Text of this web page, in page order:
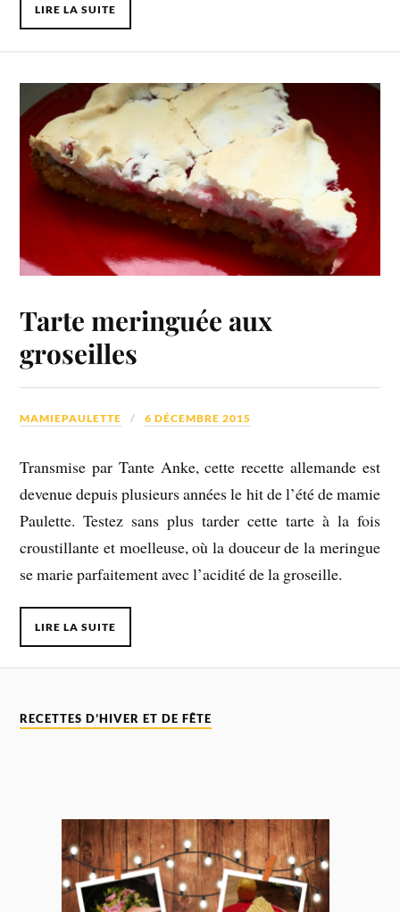
LIRE LA SUITE
Tarte meringuée aux
groseilles
MAMIEPAULETTE 6 DÉCEMBRE 2015
Transmise par Tante Anke, cette recette allemande est
devenue depuis plusieurs années le hit de l’été de mamie
Paulette. Testez sans plus tarder cette tarte à la fois
croustillante et moelleuse, où la douceur de la meringue
se marie parfaitement avec l’acidité de la groseille.
LIRE LA SUITE
RECETTES D’HIVER ET DE FÊTE